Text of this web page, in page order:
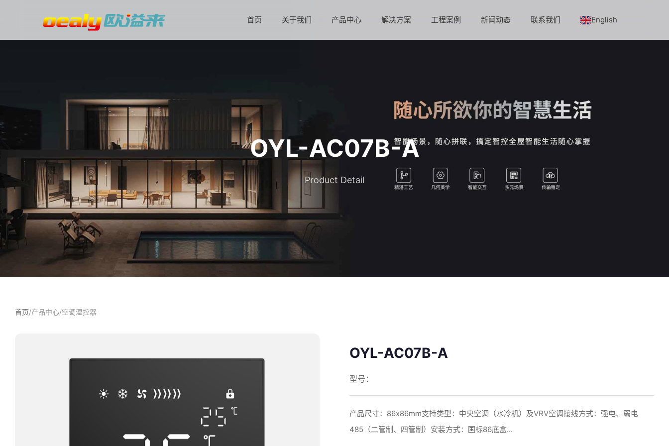
首页 关于我们 产品中心 解决方案 工程案例 新闻动态 联系我们 English
OYL-AC07B-A
Product Detail
首页/产品中心/‌空调温控器‌
OYL-AC07B-A
型号：
产品尺寸：86x86mm支持类型：中央空调（水冷机）及VRV空调接线方式：强电、弱电
485（二管制、四管制）安装方式：国标86底盒...